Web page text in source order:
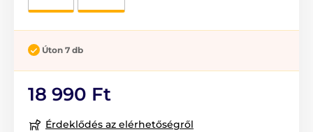
Úton 7 db
18 990 Ft
Érdeklődés az elérhetőségről